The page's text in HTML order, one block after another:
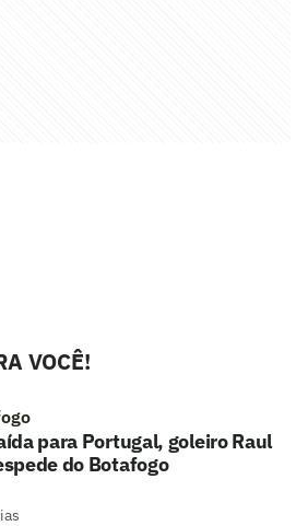
VOCÊ!
para Portugal, goleiro Raul
do Botafogo